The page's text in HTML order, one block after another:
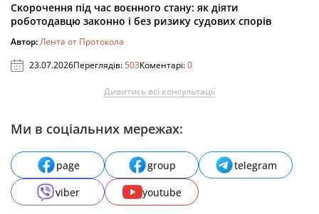
Скорочення під час воєнного стану: як діяти
роботодавцю законно і без ризику судових спорів
Автор:Лента от Протокола
23.07.2026Переглядів:503Коментарі:0
Дивитись всі консультації
Ми в соціальних мережах:
page group
telegram
viber
youtube